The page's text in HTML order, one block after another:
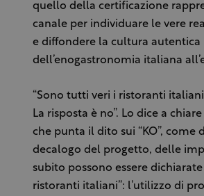
quello della certificazione
canale per individuare le vere
e diffondere la cultura autentica
dell’enogastronomia italiana
“Sono tutti veri i ristoranti
La risposta è no”. Lo dice a
che punta il dito sui “KO”, come
decalogo del progetto, delle
subito possono essere dichiarate
ristoranti italiani”: l’utilizzo di